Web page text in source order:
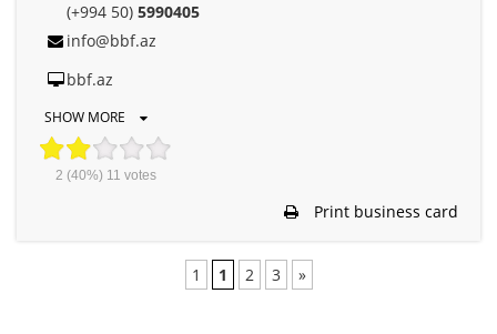
(+994 50) 5990405
info@bbf.az
bbf.az
SHOW MORE
2 (40%) 11 votes
Print business card
1 1 2 3 »